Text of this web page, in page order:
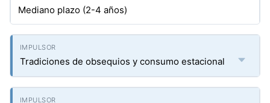
Mediano plazo (2-4 años)
Tradiciones de obsequios y consumo estacional